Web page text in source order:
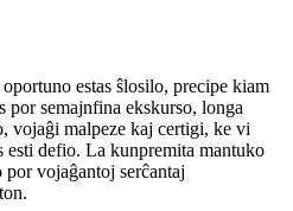
estas ŝlosilo, precipe kiam
por semajnfina ekskurso, longa
vojaĝi malpeze kaj certigi, ke vi
esti defio. La kunpremita mantuko
vojaĝantoj serĉantaj